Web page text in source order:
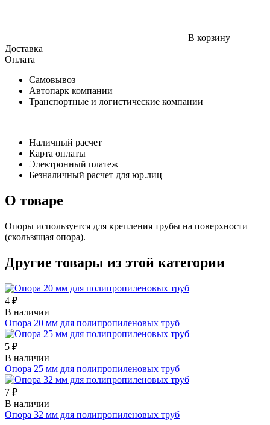
В корзину
Доставка
Оплата
Самовывоз
Автопарк компании
Транспортные и логистические компании
Наличный расчет
Карта оплаты
Электронный платеж
Безналичный расчет для юр.лиц
О товаре
Опоры используется для крепления трубы на поверхности
(скользящая опора).
Другие товары из этой категории
4 ₽
В наличии
Опора 20 мм для полипропиленовых труб
5 ₽
В наличии
Опора 25 мм для полипропиленовых труб
7 ₽
В наличии
Опора 32 мм для полипропиленовых труб